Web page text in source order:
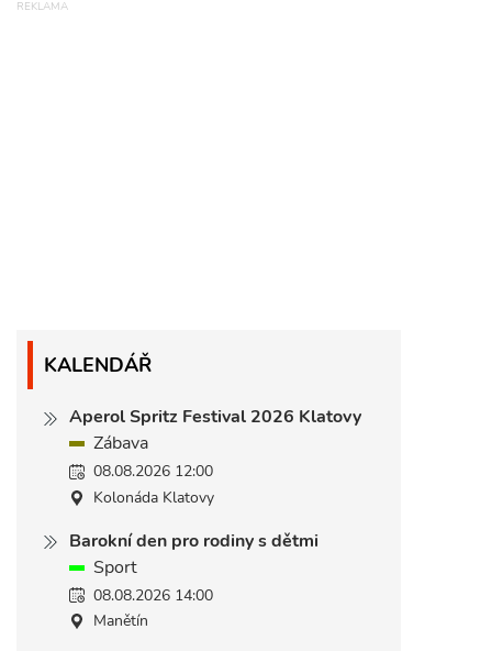
KALENDÁŘ
Aperol Spritz Festival 2026 Klatovy
Zábava
08.08.2026 12:00
Kolonáda Klatovy
Barokní den pro rodiny s dětmi
Sport
08.08.2026 14:00
Manětín